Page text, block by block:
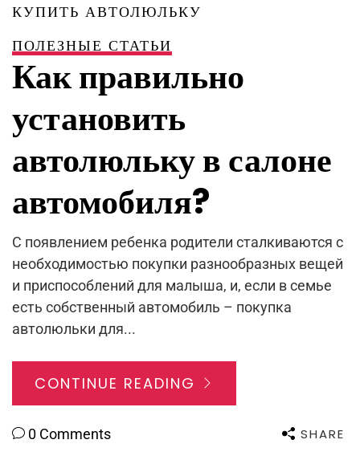
КУПИТЬ АВТОЛЮЛЬКУ
ПОЛЕЗНЫЕ СТАТЬИ
Как правильно
установить
автолюльку в салоне
автомобиля?
С появлением ребенка родители сталкиваются с
необходимостью покупки разнообразных вещей
и приспособлений для малыша, и, если в семье
есть собственный автомобиль – покупка
автолюльки для...
CONTINUE READING
0 Comments SHARE